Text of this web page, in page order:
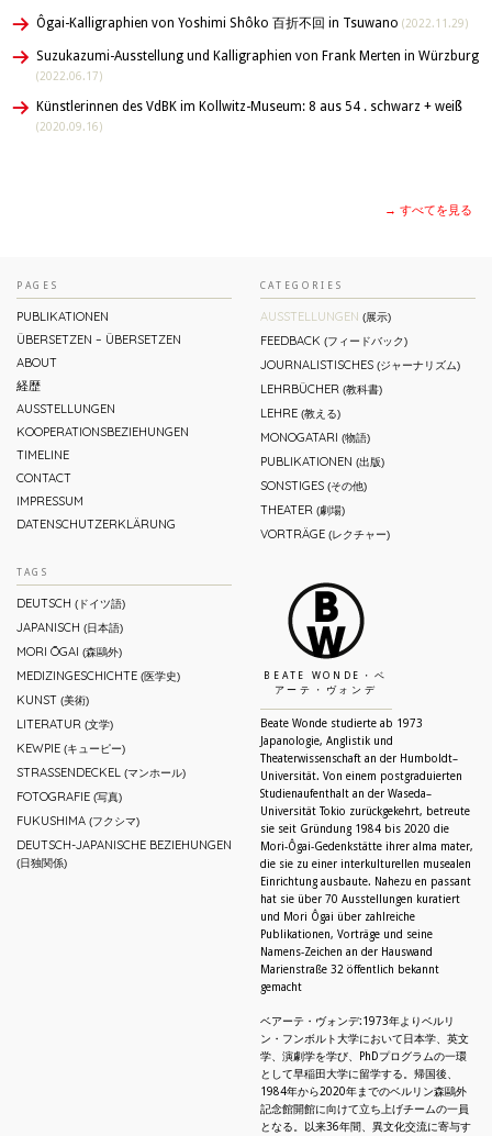
Ôgai-Kalligraphien von Yoshimi Shôko 百折不回 in Tsuwano (2022.11.29)
Suzukazumi-Ausstellung und Kalligraphien von Frank Merten in Würzburg
(2022.06.17)
Künstlerinnen des VdBK im Kollwitz-Museum: 8 aus 54 . schwarz + weiß
(2020.09.16)
→ すべてを見る
PAGES
PUBLIKATIONEN
ÜBERSETZEN – ÜBERSETZEN
ABOUT
経歴
AUSSTELLUNGEN
KOOPERATIONSBEZIEHUNGEN
TIMELINE
CONTACT
IMPRESSUM
DATENSCHUTZERKLÄRUNG
CATEGORIES
AUSSTELLUNGEN (展示)
FEEDBACK (フィードバック)
JOURNALISTISCHES(ジャーナリズム)
LEHRBÜCHER(教科書)
LEHRE(教える)
MONOGATARI (物語)
PUBLIKATIONEN (出版)
SONSTIGES(その他)
THEATER(劇場)
VORTRÄGE(レクチャー)
TAGS
DEUTSCH (ドイツ語)
JAPANISCH (日本語)
MORI ŌGAI (森鷗外)
MEDIZINGESCHICHTE (医学史)
KUNST (美術)
LITERATUR (文学)
KEWPIE (キューピー)
STRASSENDECKEL (マンホール)
FOTOGRAFIE (写真)
FUKUSHIMA (フクシマ)
DEUTSCH-JAPANISCHE BEZIEHUNGEN
(日独関係)
BEATE WONDE・ベ
アーテ・ヴォンデ
Beate Wonde studierte ab 1973
Japanologie, Anglistik und
Theaterwissenschaft an der Humboldt–
Universität. Von einem postgraduierten
Studienaufenthalt an der Waseda–
Universität Tokio zurückgekehrt, betreute
sie seit Gründung 1984 bis 2020 die
Mori-Ôgai-Gedenkstätte ihrer alma mater,
die sie zu einer interkulturellen musealen
Einrichtung ausbaute. Nahezu en passant
hat sie über 70 Ausstellungen kuratiert
und Mori Ôgai über zahlreiche
Publikationen, Vorträge und seine
Namens-Zeichen an der Hauswand
Marienstraße 32 öffentlich bekannt
gemacht
ベアーテ・ヴォンデ:1973年よりベルリ
ン・フンボルト大学において日本学、英文
学、演劇学を学び、PhDプログラムの一環
として早稲田大学に留学する。帰国後、
1984年から2020年までのベルリン森鷗外
記念館開館に向けて立ち上げチームの一員
となる。以来36年間、異文化交流に寄与す